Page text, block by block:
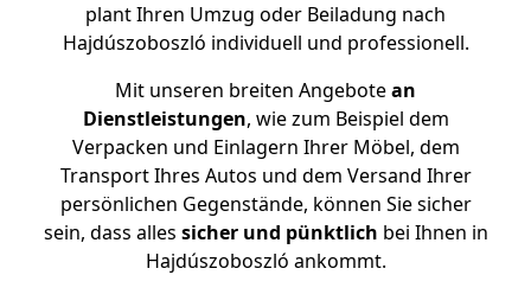
plant Ihren Umzug oder Beiladung nach
Hajdúszoboszló individuell und professionell.
Mit unseren breiten Angebotean
Dienstleistungen, wie zum Beispiel dem
Verpacken und Einlagern Ihrer Möbel, dem
Transport Ihres Autos und dem Versand Ihrer
persönlichen Gegenstände, können Sie sicher
sein, dass alles sicher und pünktlich bei Ihnen in
Hajdúszoboszló ankommt.